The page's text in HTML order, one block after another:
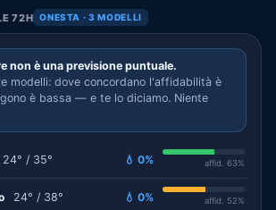
72H ONESTA · 3 MODELLI
non è una previsione puntuale.
modelli: dove concordano l'affidabilità è
è bassa — e te lo diciamo. Niente
24° / 35° 💧 0% affid. 63%
24° / 38° 💧 0% affid. 52%